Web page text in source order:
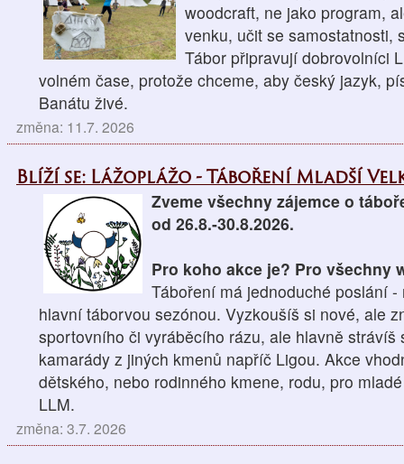
woodcraft, ne jako program,
venku, učit se samostatnosti,
Tábor připravují dobrovolníci
volném čase, protože chceme, aby český jazyk,
Banátu živé.
změna: 11.7. 2026
Blíží se: Lážoplážo - Táboření Mladší
Zveme všechny zájemce o
od 26.8.-30.8.2026.
Pro koho akce je? Pro všechny
Táboření má jednoduché poslání
hlavní táborvou sezónou. Vyzkoušíš si nové, ale
sportovního či vyráběcího rázu, ale hlavně strávíš
kamarády z jiných kmenů napříč Ligou. Akce
dětského, nebo rodinného kmene, rodu, pro
LLM.
změna: 3.7. 2026